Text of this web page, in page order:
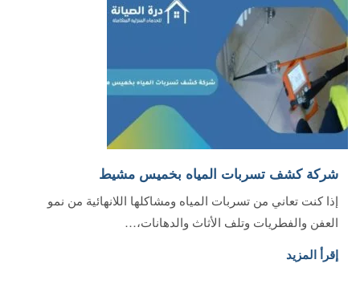
شركة كشف تسربات المياه بخميس مشيط
إذا كنت تعاني من تسربات المياه ومشاكلها اللانهائية من نمو
العفن والفطريات وتلف الأثاث والدهانات،…
إقرأ المزيد